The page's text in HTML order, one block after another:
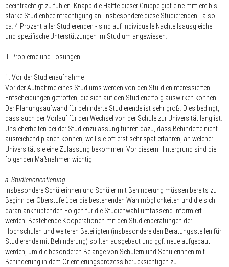
beeinträchtigt zu fühlen. Knapp die Hälfte dieser Gruppe gibt eine mittlere bis
starke Studienbeeinträchtigung an. Insbesondere diese Studierenden - also
ca. 4 Prozent aller Studierenden - sind auf individuelle Nachteilsausgleiche
und spezifische Unterstützungen im Studium angewiesen.
II. Probleme und Lösungen
1. Vor der Studienaufnahme
Vor der Aufnahme eines Studiums werden von den Stu-dieninteressierten
Entscheidungen getroffen, die sich auf den Studienerfolg auswirken können.
Der Planungsaufwand für behinderte Studierende ist sehr groß. Dies bedingt,
dass auch der Vorlauf für den Wechsel von der Schule zur Universität lang ist.
Unsicherheiten bei der Studienzulassung führen dazu, dass Behinderte nicht
ausreichend planen können, weil sie oft erst sehr spät erfahren, an welcher
Universität sie eine Zulassung bekommen. Vor diesem Hintergrund sind die
folgenden Maßnahmen wichtig:
a. Studienorientierung
Insbesondere Schülerinnen und Schüler mit Behinderung müssen bereits zu
Beginn der Oberstufe über die bestehenden Wahlmöglichkeiten und die sich
daran anknüpfenden Folgen für die Studienwahl umfassend informiert
werden. Bestehende Kooperationen mit den Studienberatungen der
Hochschulen und weiteren Beteiligten (insbesondere den Beratungsstellen für
Studierende mit Behinderung) sollten ausgebaut und ggf. neue aufgebaut
werden, um die besonderen Belange von Schülern und Schülerinnen mit
Behinderung in dem Orientierungsprozess berücksichtigen zu